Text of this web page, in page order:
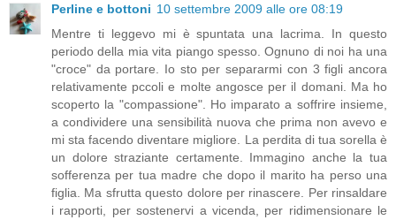
Perline e bottoni 10 settembre 2009 alle ore 08:19
Mentre ti leggevo mi è spuntata una lacrima. In questo
periodo della mia vita piango spesso. Ognuno di noi ha una
"croce" da portare. Io sto per separarmi con 3 figli ancora
relativamente pccoli e molte angosce per il domani. Ma ho
scoperto la "compassione". Ho imparato a soffrire insieme,
a condividere una sensibilità nuova che prima non avevo e
mi sta facendo diventare migliore. La perdita di tua sorella è
un dolore straziante certamente. Immagino anche la tua
sofferenza per tua madre che dopo il marito ha perso una
figlia. Ma sfrutta questo dolore per rinascere. Per rinsaldare
i rapporti, per sostenervi a vicenda, per ridimensionare le